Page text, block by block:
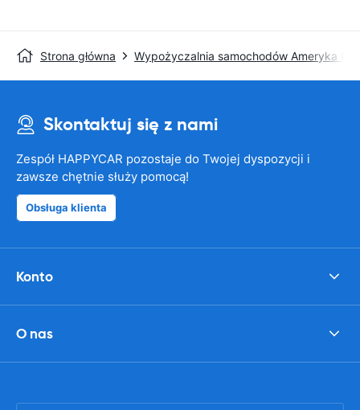
Strona główna Wypożyczalnia samochodów Ameryka
Skontaktuj się z nami
Zespół HAPPYCAR pozostaje do Twojej dyspozycji i
zawsze chętnie służy pomocą!
Obsługa klienta
Konto
O nas